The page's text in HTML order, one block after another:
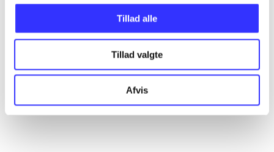
Tillad alle
Tillad valgte
Afvis
...